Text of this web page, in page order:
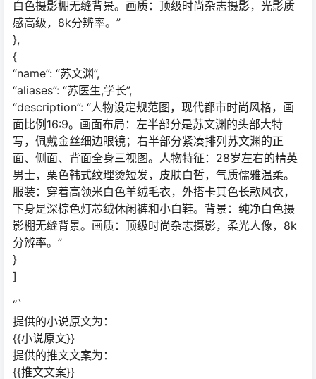
白色摄影棚无缝背景。画质：顶级时尚杂志摄影，光影质
感高级，8k分辨率。”
},
{
“name”: “苏文渊”,
“aliases”: “苏医生,学长”,
“description”: “人物设定规范图，现代都市时尚风格，画
面比例16:9。画面布局：左半部分是苏文渊的头部大特
写，佩戴金丝细边眼镜；右半部分紧凑排列苏文渊的正
面、侧面、背面全身三视图。人物特征：28岁左右的精英
男士，栗色韩式纹理烫短发，皮肤白皙，气质儒雅温柔。
服装：穿着高领米白色羊绒毛衣，外搭卡其色长款风衣，
下身是深棕色灯芯绒休闲裤和小白鞋。背景：纯净白色摄
影棚无缝背景。画质：顶级时尚杂志摄影，柔光人像，8k
分辨率。”
}
]
“`
提供的小说原文为：
{{小说原文}}
提供的推文文案为：
{{推文文案}}